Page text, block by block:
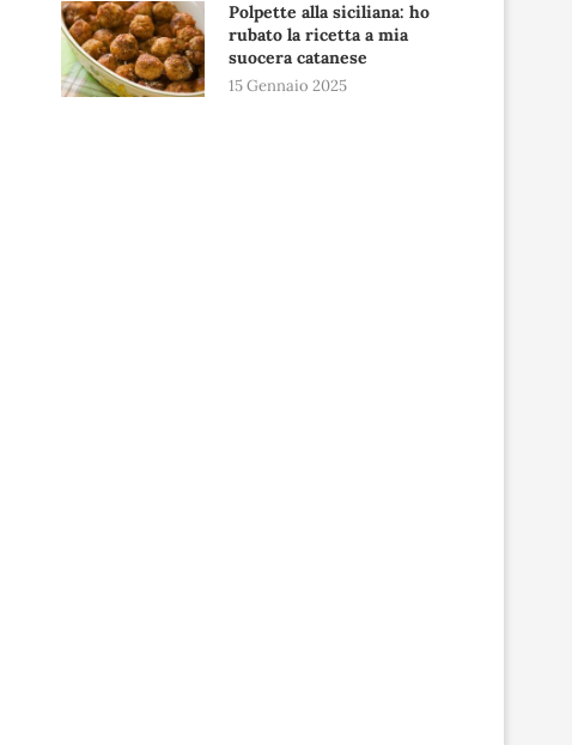
Polpette alla siciliana: ho
rubato la ricetta a mia
suocera catanese
15 Gennaio 2025